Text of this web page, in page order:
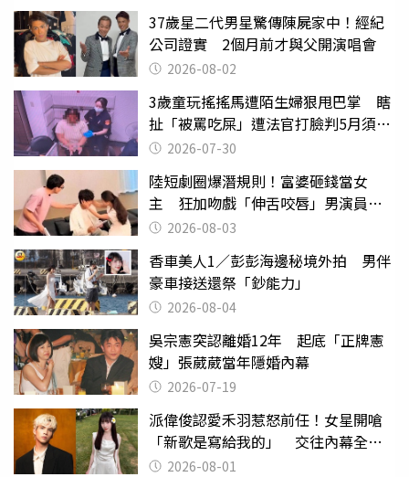
37歲星二代男星驚傳陳屍家中！經紀
公司證實 2個月前才與父開演唱會
2026-08-02
3歲童玩搖搖馬遭陌生婦狠甩巴掌 瞎
扯「被罵吃屎」遭法官打臉判5月須入
監 2026-07-30
陸短劇圈爆潛規則！富婆砸錢當女
主 狂加吻戲「伸舌咬唇」男演員崩
潰 2026-08-03
香車美人1／彭彭海邊秘境外拍 男伴
豪車接送還祭「鈔能力」
2026-08-04
吳宗憲突認離婚12年 起底「正牌憲
嫂」張葳葳當年隱婚內幕
2026-07-19
派偉俊認愛禾羽惹怒前任！女星開嗆
「新歌是寫給我的」 交往內幕全說
了 2026-08-01